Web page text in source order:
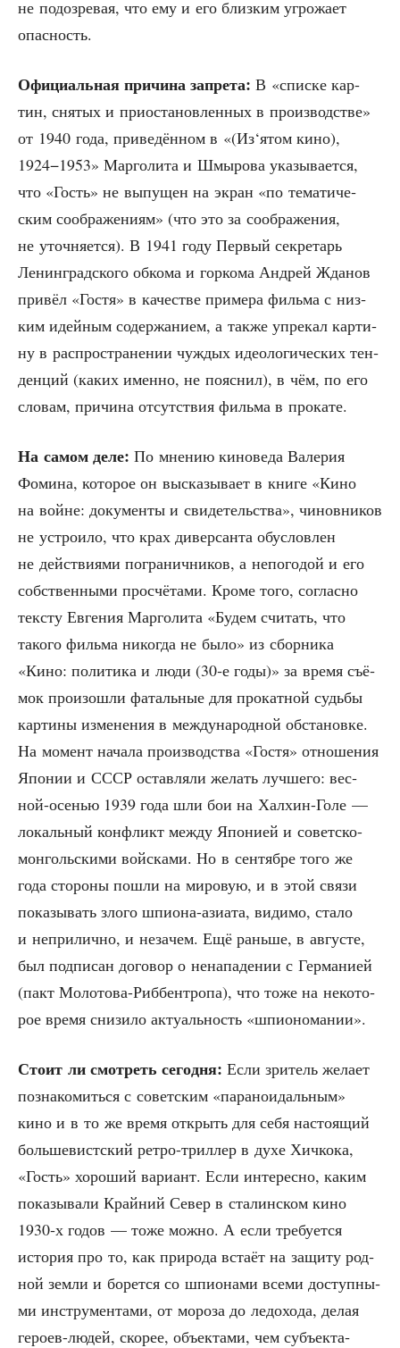
не подо­зре­вая, что ему и его близ­ким угро­жа­ет
опасность.
Офи­ци­аль­ная при­чи­на запре­та: В «спис­ке кар­
тин, сня­тых и при­оста­нов­лен­ных в про­из­вод­стве»
от 1940 года, при­ве­дён­ном в «(Из‘ятом кино),
1924−1953» Мар­го­ли­та и Шмы­ро­ва ука­зы­ва­ет­ся,
что «Гость» не выпу­щен на экран «по тема­ти­че­
ским сооб­ра­же­ни­ям» (что это за сооб­ра­же­ния,
не уточ­ня­ет­ся). В 1941 году Пер­вый сек­ре­тарь
Ленин­град­ско­го обко­ма и гор­ко­ма Андрей Жда­нов
при­вёл «Гостя» в каче­стве при­ме­ра филь­ма с низ­
ким идей­ным содер­жа­ни­ем, а так­же упре­кал кар­ти­
ну в рас­про­стра­не­нии чуж­дых идео­ло­ги­че­ских тен­
ден­ций (каких имен­но, не пояс­нил), в чём, по его
сло­вам, при­чи­на отсут­ствия филь­ма в прокате.
На самом деле: По мне­нию кино­ве­да Вале­рия
Фоми­на, кото­рое он выска­зы­ва­ет в кни­ге «Кино
на войне: доку­мен­ты и сви­де­тель­ства», чинов­ни­ков
не устро­и­ло, что крах дивер­сан­та обу­слов­лен
не дей­стви­я­ми погра­нич­ни­ков, а непо­го­дой и его
соб­ствен­ны­ми про­счё­та­ми. Кро­ме того, соглас­но
тек­сту Евге­ния Мар­го­ли­та «Будем счи­тать, что
тако­го филь­ма нико­гда не было» из сбор­ни­ка
«Кино: поли­ти­ка и люди (30‑е годы)» за вре­мя съё­
мок про­изо­шли фаталь­ные для про­кат­ной судь­бы
кар­ти­ны изме­не­ния в меж­ду­на­род­ной обста­нов­ке.
На момент нача­ла про­из­вод­ства «Гостя» отно­ше­ния
Япо­нии и СССР остав­ля­ли желать луч­ше­го: вес­
ной-осе­нью 1939 года шли бои на Хал­хин-Голе —
локаль­ный кон­фликт меж­ду Япо­ни­ей и совет­ско-
мон­голь­ски­ми вой­ска­ми. Но в сен­тяб­ре того же
года сто­ро­ны пошли на миро­вую, и в этой свя­зи
пока­зы­вать зло­го шпи­о­на-ази­а­та, види­мо, ста­ло
и непри­лич­но, и неза­чем. Ещё рань­ше, в авгу­сте,
был под­пи­сан дого­вор о нена­па­де­нии с Гер­ма­ни­ей
(пакт Моло­то­ва-Риббен­тро­па), что тоже на неко­то­
рое вре­мя сни­зи­ло акту­аль­ность «шпи­о­но­ма­нии».
Сто­ит ли смот­реть сего­дня: Если зри­тель жела­ет
позна­ко­мить­ся с совет­ским «пара­но­и­даль­ным»
кино и в то же вре­мя открыть для себя насто­я­щий
боль­ше­вист­ский ретро-трил­лер в духе Хич­ко­ка,
«Гость» хоро­ший вари­ант. Если инте­рес­но, каким
пока­зы­ва­ли Край­ний Север в ста­лин­ском кино
1930‑х годов — тоже мож­но. А если тре­бу­ет­ся
исто­рия про то, как при­ро­да вста­ёт на защи­ту род­
ной зем­ли и борет­ся со шпи­о­на­ми все­ми доступ­ны­
ми инстру­мен­та­ми, от моро­за до ледо­хо­да, делая
геро­ев-людей, ско­рее, объ­ек­та­ми, чем субъ­ек­та­